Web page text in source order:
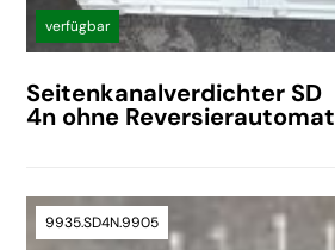
verfügbar
Seitenkanalverdichter SD
4n ohne Reversierautomat
9935.SD4N.9905